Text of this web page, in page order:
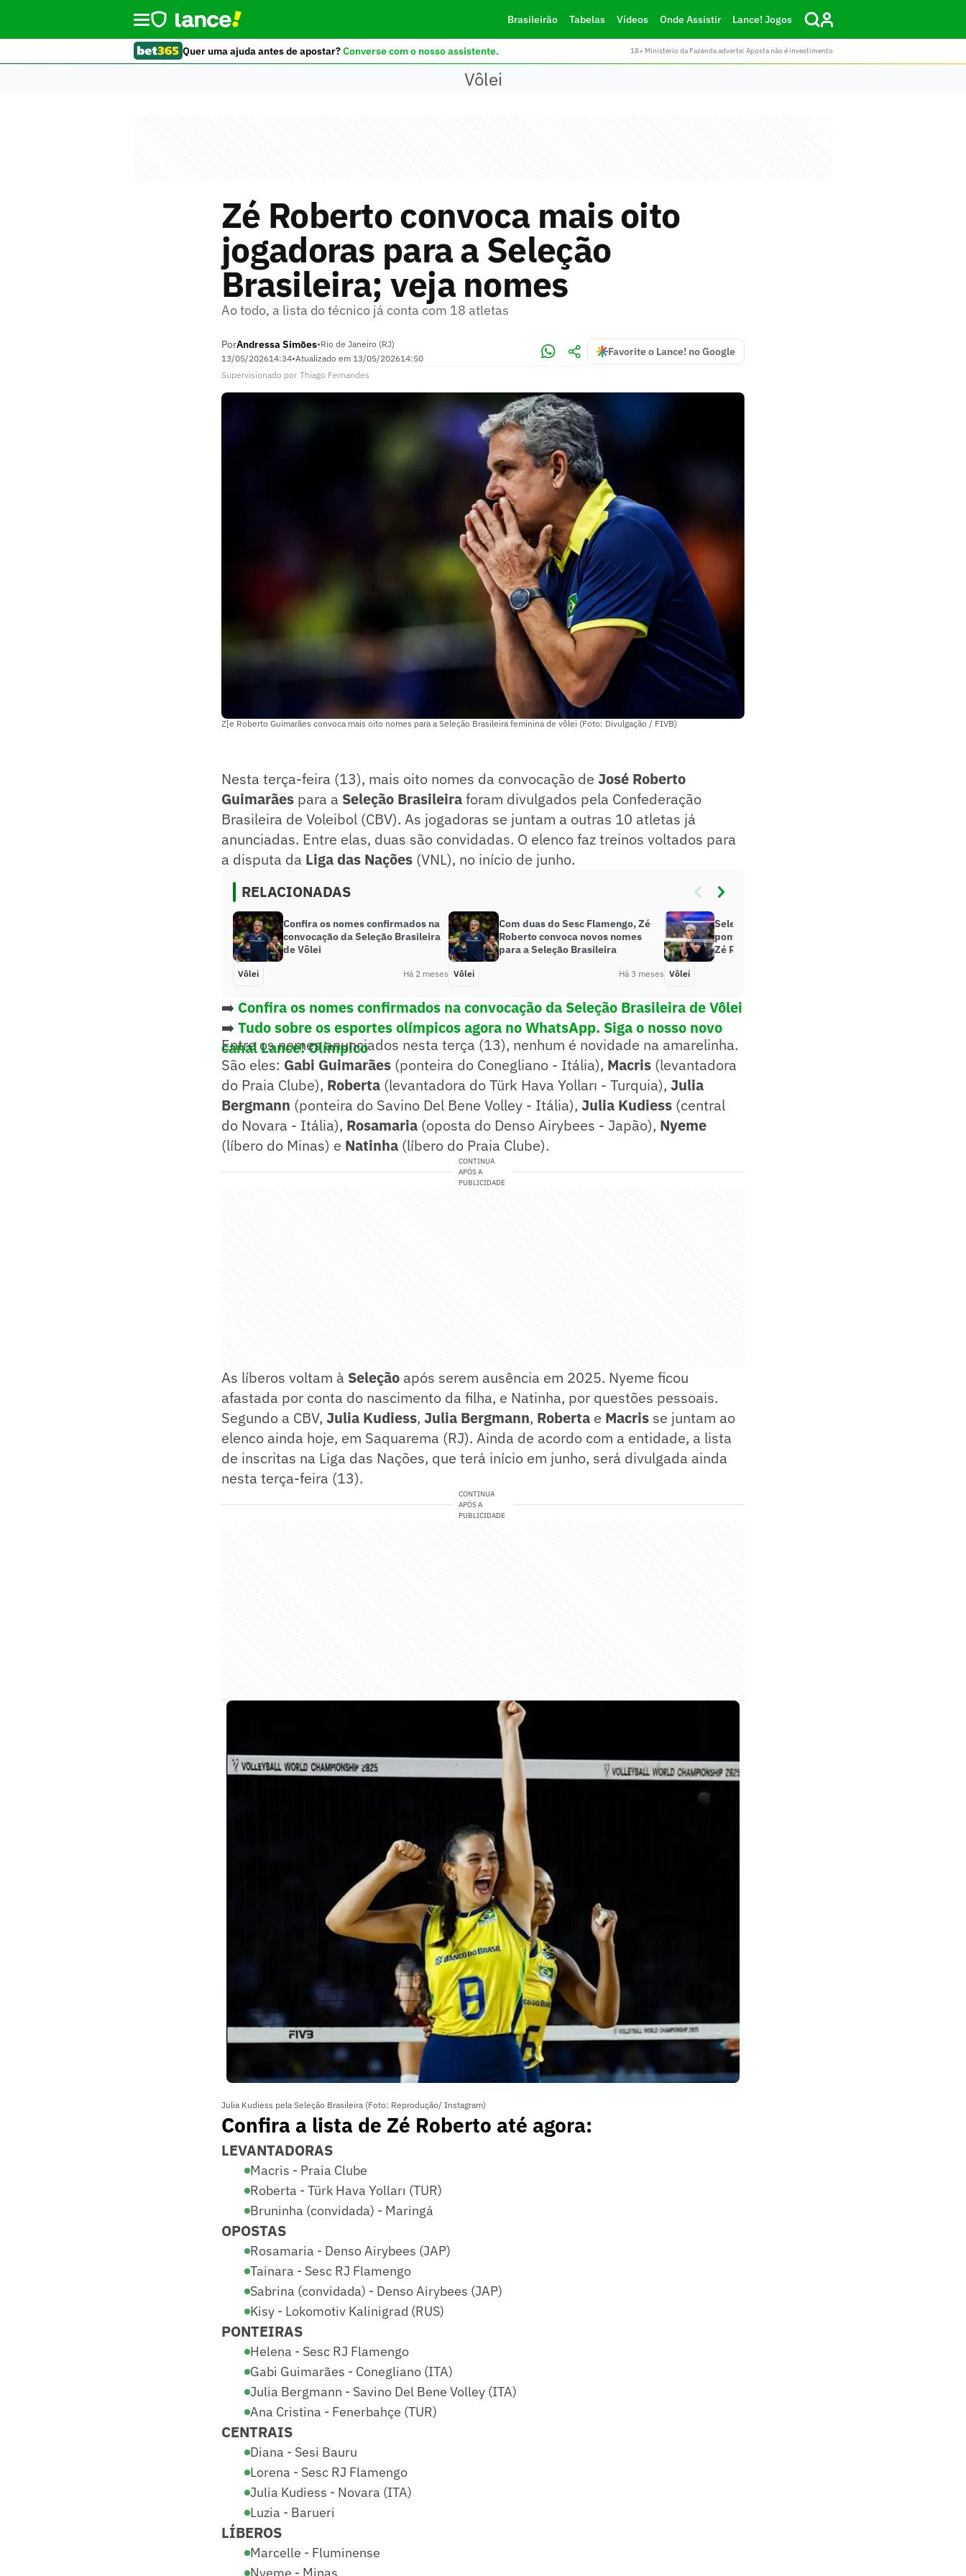
Brasileirão Tabelas Vídeos Onde Assistir Lance! Jogos
Quer uma ajuda antes de apostar?Converse com o nosso assistente. 18+ Ministério da Fazenda adverte: Aposta não é investimento
Vôlei
Zé Roberto convoca mais oito
jogadoras para a Seleção
Brasileira; veja nomes
Ao todo, a lista do técnico já conta com 18 atletas
PorAndressa Simões•Rio de Janeiro (RJ)
13/05/202614:34•Atualizado em 13/05/202614:50
Favorite o Lance! no Google
Supervisionado por Thiago Fernandes
Z[e Roberto Guimarães convoca mais oito nomes para a Seleção Brasileira feminina de vôlei (Foto: Divulgação / FIVB)
Nesta terça-feira (13), mais oito nomes da convocação de José Roberto
Guimarães para a Seleção Brasileiraforam divulgados pela Confederação
Brasileira de Voleibol (CBV). As jogadoras se juntam a outras 10 atletas já
anunciadas. Entre elas, duas são convidadas. O elenco faz treinos voltados para
a disputa da Liga das Nações (VNL), no início de junho.
RELACIONADAS
Confira os nomes confirmados na
convocação da Seleção Brasileira
de Vôlei
Vôlei Há 2 meses
Com duas do Sesc Flamengo, Zé
Roberto convoca novos nomes
para a Seleção Brasileira
Vôlei Há 3 meses
Seleção da Superliga com
ponteiras estrangeiras preocupa
Zé Roberto
Vôlei
➡️ Confira os nomes confirmados na convocação da Seleção Brasileira de Vôlei
➡️ Tudo sobre os esportes olímpicos agora no WhatsApp. Siga o nosso novo
canal Lance! Olímpico
Entre os nomes anunciados nesta terça (13), nenhum é novidade na amarelinha.
São eles: Gabi Guimarães (ponteira do Conegliano - Itália), Macris (levantadora
do Praia Clube), Roberta (levantadora do Türk Hava Yolları - Turquia), Julia
Bergmann (ponteira do Savino Del Bene Volley - Itália), Julia Kudiess (central
do Novara - Itália), Rosamaria (oposta do Denso Airybees - Japão), Nyeme
(líbero do Minas) e Natinha (líbero do Praia Clube).
CONTINUA
APÓS A
PUBLICIDADE
As líberos voltam à Seleção após serem ausência em 2025. Nyeme ficou
afastada por conta do nascimento da filha, e Natinha, por questões pessoais.
Segundo a CBV, Julia Kudiess, Julia Bergmann, Roberta e Macris se juntam ao
elenco ainda hoje, em Saquarema (RJ). Ainda de acordo com a entidade, a lista
de inscritas na Liga das Nações, que terá início em junho, será divulgada ainda
nesta terça-feira (13).
CONTINUA
APÓS A
PUBLICIDADE
Julia Kudiess pela Seleção Brasileira (Foto: Reprodução/ Instagram)
Confira a lista de Zé Roberto até agora:
LEVANTADORAS
Macris - Praia Clube
Roberta - Türk Hava Yolları (TUR)
Bruninha (convidada) - Maringá
OPOSTAS
Rosamaria - Denso Airybees (JAP)
Tainara - Sesc RJ Flamengo
Sabrina (convidada) - Denso Airybees (JAP)
Kisy - Lokomotiv Kalinigrad (RUS)
PONTEIRAS
Helena - Sesc RJ Flamengo
Gabi Guimarães - Conegliano (ITA)
Julia Bergmann - Savino Del Bene Volley (ITA)
Ana Cristina - Fenerbahçe (TUR)
CENTRAIS
Diana - Sesi Bauru
Lorena - Sesc RJ Flamengo
Julia Kudiess - Novara (ITA)
Luzia - Barueri
LÍBEROS
Marcelle - Fluminense